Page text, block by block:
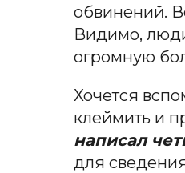
обвинений.
Видимо,
огромную
Хочется
клеймить и
написал
для